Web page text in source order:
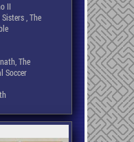
II
, The
The
Soccer